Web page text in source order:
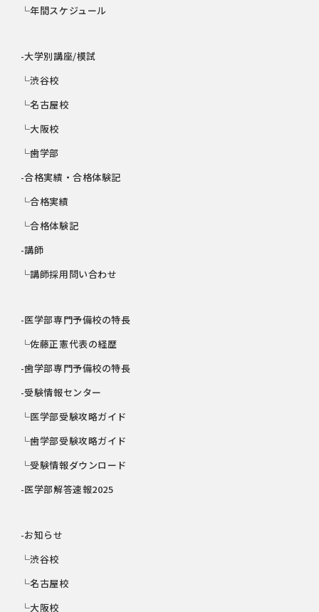
└年間スケジュール
-大学別講座/模試
└渋谷校
└名古屋校
└大阪校
└歯学部
-合格実績・合格体験記
└合格実績
└合格体験記
-講師
└講師採用問い合わせ
-医学部専門予備校の特長
└佐藤正憲代表の経歴
-歯学部専門予備校の特長
-受験情報センター
└医学部受験攻略ガイド
└歯学部受験攻略ガイド
└受験情報ダウンロード
-医学部解答速報2025
-お知らせ
└渋谷校
└名古屋校
└大阪校